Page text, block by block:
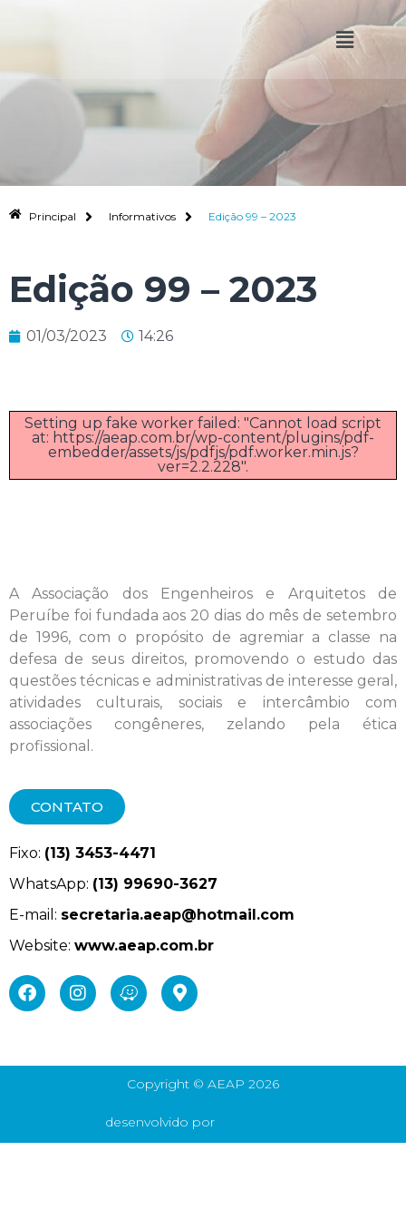
Principal Informativos Edição 99 – 2023
Edição 99 – 2023
01/03/2023 14:26
Setting up fake worker failed: "Cannot load script
at: https://aeap.com.br/wp-content/plugins/pdf-
embedder/assets/js/pdfjs/pdf.worker.min.js?
ver=2.2.228".
A Associação dos Engenheiros e Arquitetos de
Peruíbe foi fundada aos 20 dias do mês de setembro
de 1996, com o propósito de agremiar a classe na
defesa de seus direitos, promovendo o estudo das
questões técnicas e administrativas de interesse geral,
atividades culturais, sociais e intercâmbio com
associações congêneres, zelando pela ética
profissional.
CONTATO
Fixo: (13) 3453-4471
WhatsApp: (13) 99690-3627
E-mail: secretaria.aeap@hotmail.com
Website: www.aeap.com.br
Copyright © AEAP 2026
desenvolvido por